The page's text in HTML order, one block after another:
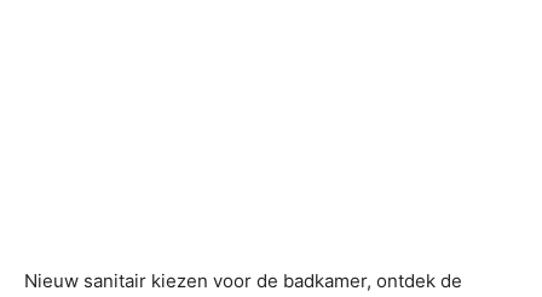
Nieuw sanitair kiezen voor de badkamer, ontdek de